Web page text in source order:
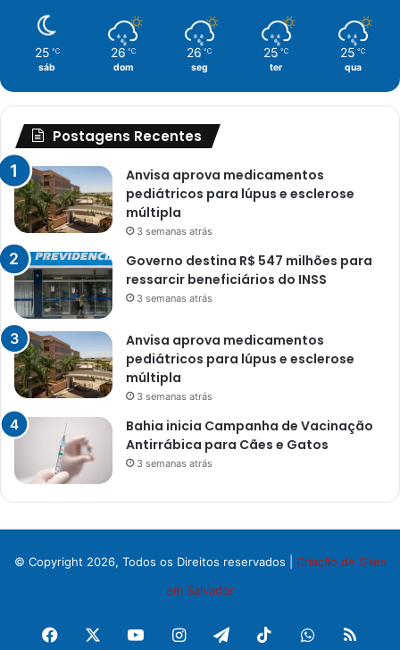
25 ℃
sáb
26 ℃
dom
26 ℃
seg
25 ℃
ter
25 ℃
qua
Postagens Recentes
Anvisa aprova medicamentos
pediátricos para lúpus e esclerose
múltipla
3 semanas atrás
Governo destina R$ 547 milhões para
ressarcir beneficiários do INSS
3 semanas atrás
Anvisa aprova medicamentos
pediátricos para lúpus e esclerose
múltipla
3 semanas atrás
Bahia inicia Campanha de Vacinação
Antirrábica para Cães e Gatos
3 semanas atrás
© Copyright 2026, Todos os Direitos reservados | Criação de Sites
em Salvador
Facebook YouTubeInstagram
TelegramTikTokWhatsApp
RSS